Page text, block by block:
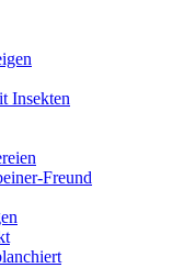
Insekten
Freund